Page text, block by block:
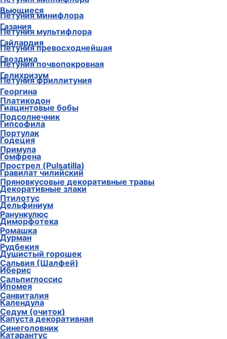
Петуния минифлора
Петуния мультифлора
Петуния превосходнейшая
Петуния почвопокровная
Петуния фриллитуния
Платикодон
Подсолнечник
Портулак
Примула
Прострел (Pulsatilla)
Пряновкусовые декоративные травы
Птилотус
Ранункулюс
Ромашка
Рудбекия
Сальвия (Шалфей)
Сальпиглоссис
Санвиталия
Седум (очиток)
Синеголовник
Вьющиеся
Газания
Гайлардия
Гвоздика
Гелихризум
Георгина
Гиацинтовые бобы
Гипсофила
Годеция
Гомфрена
Гравилат чилийский
Декоративные злаки
Дельфиниум
Диморфотека
Дурман
Душистый горошек
Иберис
Ипомея
Календула
Капуста декоративная
Катарантус